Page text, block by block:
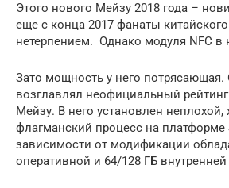
Этого нового Мейзу 2018 года –
еще с конца 2017 фанаты
нетерпением. Однако модуля NFC в
Зато мощность у него потрясающая.
возглавлял неофициальный
Мейзу. В него установлен неплохой,
флагманский процесс на платформе
зависимости от модификации
оперативной и 64/128 ГБ